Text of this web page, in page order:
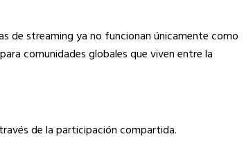
de streaming ya no funcionan únicamente como
comunidades globales que viven entre la
de la participación compartida.